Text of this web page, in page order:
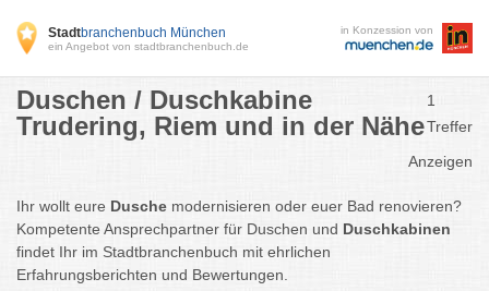
Stadtbranchenbuch München
ein Angebot von stadtbranchenbuch.de
in Konzession von
Duschen / Duschkabine
Trudering, Riem und in der Nähe
1
Treffer
Anzeigen
Ihr wollt eure Dusche modernisieren oder euer Bad renovieren?
Kompetente Ansprechpartner für Duschen und Duschkabinen
findet Ihr im Stadtbranchenbuch mit ehrlichen
Erfahrungsberichten und Bewertungen.